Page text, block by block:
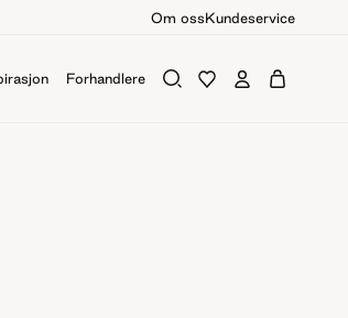
Om ossKundeservice
Forhandlere